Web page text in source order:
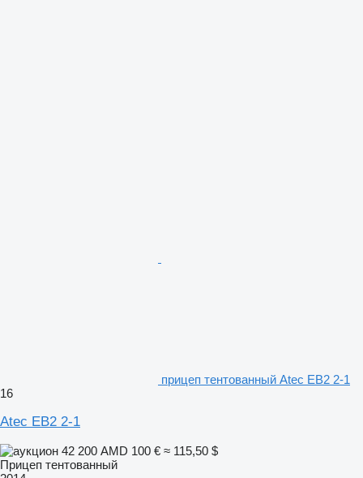
прицеп тентованный Atec EB2 2-1
16
Atec EB2 2-1
42 200 AMD 100 € ≈ 115,50 $
Прицеп тентованный